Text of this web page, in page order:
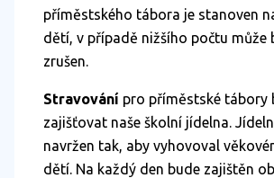
příměstského tábora je stanoven
dětí, v případě nižšího počtu může
zrušen.
Stravování pro příměstské tábory
zajišťovat naše školní jídelna.
navržen tak, aby vyhovoval
dětí. Na každý den bude zajištěn